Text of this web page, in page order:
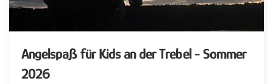
Angelspaß für Kids an der Trebel - Sommer
2026